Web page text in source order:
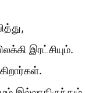
இரட்சியும்.